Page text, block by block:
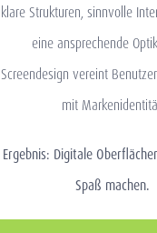
klare Strukturen, sinnvolle
eine ansprechende
Screendesign vereint
mit
Ergebnis: Digitale
Spaß machen.